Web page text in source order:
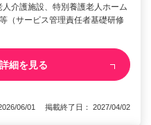
介護施設、特別養護老人ホーム
（サービス管理責任者基礎研修
詳細を見る
06/01 掲載終了日： 2027/04/02